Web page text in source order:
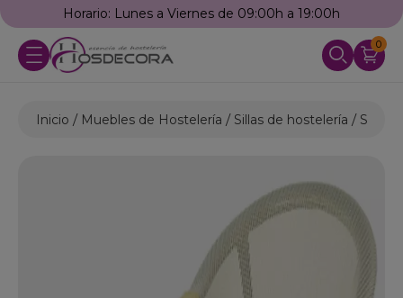
Horario: Lunes a Viernes de 09:00h a 19:00h
0
Inicio Muebles de Hostelería Sillas de hostelería Sillas